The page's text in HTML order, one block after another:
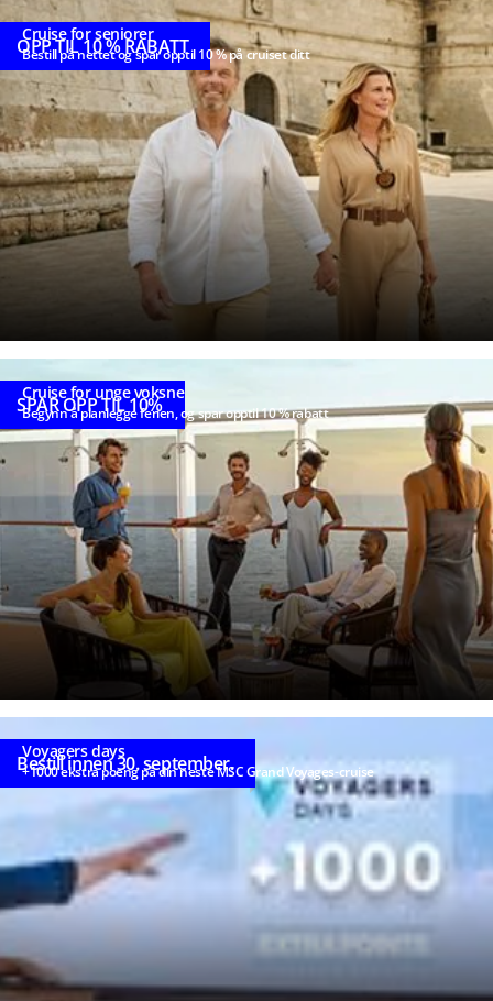
OPP TIL 10 % RABATT
Cruise for seniorer
Bestill på nettet og spar opptil 10 % på cruiset ditt
SPAR OPP TIL 10%
Cruise for unge voksne
Begynn å planlegge ferien, og spar opptil 10 % rabatt
Bestill innen 30. september.
Voyagers days
+1000 ekstra poeng på din neste MSC Grand Voyages-cruise